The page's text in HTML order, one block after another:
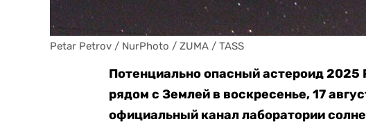
Petar Petrov / NurPhoto / ZUMA / TASS
Потенциально опасный астероид 2025
рядом с Землей в воскресенье, 17
официальный канал лаборатории